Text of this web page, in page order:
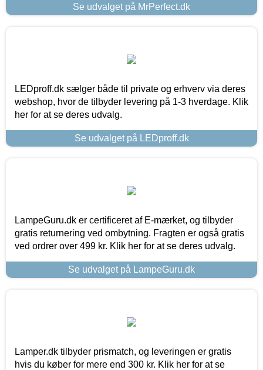
Se udvalget på MrPerfect.dk
LEDproff.dk sælger både til private og erhverv via deres
webshop, hvor de tilbyder levering på 1-3 hverdage. Klik
her for at se deres udvalg.
Se udvalget på LEDproff.dk
LampeGuru.dk er certificeret af E-mærket, og tilbyder
gratis returnering ved ombytning. Fragten er også gratis
ved ordrer over 499 kr. Klik her for at se deres udvalg.
Se udvalget på LampeGuru.dk
Lamper.dk tilbyder prismatch, og leveringen er gratis
hvis du køber for mere end 300 kr. Klik her for at se